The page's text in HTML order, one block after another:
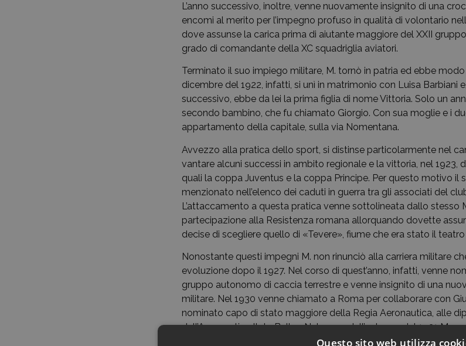
L’anno successivo, inoltre, venne nuovamente insignito di una
encomi al merito per l’impegno profuso in qualità di volontario
dove assunse la carica prima di aiutante maggiore del XXII
grado di comandante della XC squadriglia aviatori.
Terminato il suo impiego militare, M. tornò in patria ed ebbe
dicembre del 1922, infatti, si unì in matrimonio con Luisa Barbiani
successivo, ebbe da lei la prima figlia di nome Vittoria. Solo un
secondo bambino, che fu chiamato Giorgio. Con sua moglie e i
appartamento della capitale, sulla via Nomentana.
Avvezzo alla pratica dello sport, si distinse particolarmente nel
vantare alcuni successi in ambito regionale e la vittoria, nel 1923,
quali la coppa Juventus e la coppa Principe. Per questo motivo il
menzionato nell’elenco dei caduti in guerra tra gli associati del
L’attaccamento a questa pratica venne sottolineata dallo stesso
partecipazione alla Resistenza romana allorquando dovette
decise di scegliere quello di «Tevere», fiume che era stato il
Nonostante questi impegni M. non rinunciò alla carriera militare
evoluzione dopo il 1927. Nel corso di quest’anno, infatti, venne
gruppo autonomo di caccia terrestre e venne insignito di una
militare. Nel 1930 venne chiamato a Roma per collaborare con
nominato capo di stato maggiore della Regia Aeronautica, alle
dell’Aeronautica Italo Balbo. Nel corso dell’autunno del 1931 M.
colonnello per «merito straordinario» e spostato al comando del
Questo sito web utilizza